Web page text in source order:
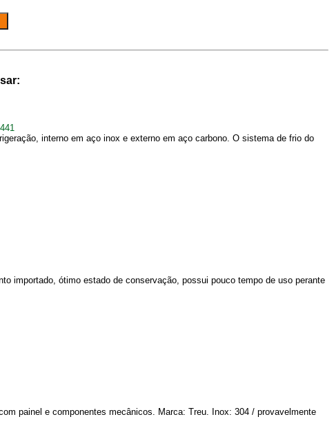
interno em aço inox e externo em aço carbono. O sistema de frio do
importado, ótimo estado de conservação, possui pouco tempo de uso perante
painel e componentes mecânicos. Marca: Treu. Inox: 304 / provavelmente